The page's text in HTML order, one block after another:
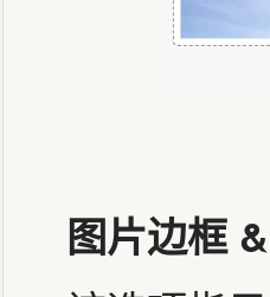
图片边框